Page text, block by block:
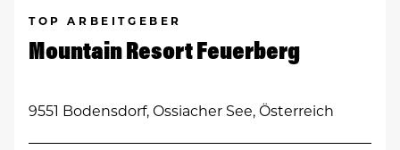
TOP ARBEITGEBER
Mountain Resort Feuerberg
9551 Bodensdorf, Ossiacher See, Österreich